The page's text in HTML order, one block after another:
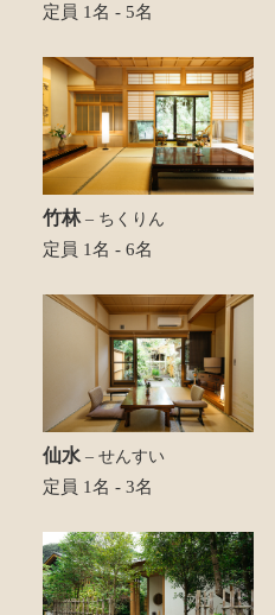
定員 1名 - 5名
竹林– ちくりん
定員 1名 - 6名
仙水– せんすい
定員 1名 - 3名